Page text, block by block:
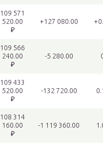
109 571
520.00
₽
+127 080.00
109 566
240.00
₽
-5 280.00
109 433
520.00
₽
-132 720.00
108 314
160.00
₽
-1 119 360.00